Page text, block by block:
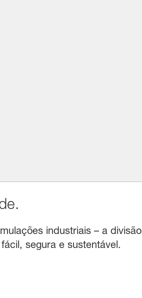
industriais – a divisão
segura e sustentável.